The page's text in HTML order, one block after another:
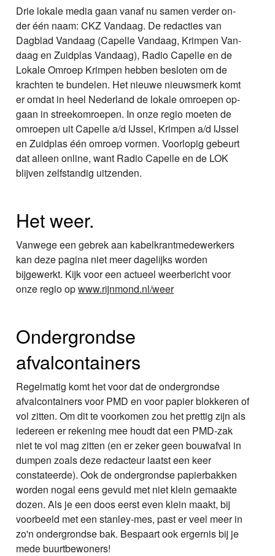
Drie lokale media gaan vanaf nu samen verder on-
der één naam: CKZ Vandaag. De redacties van
Dagblad Vandaag (Capelle Vandaag, Krimpen Van-
daag en Zuidplas Vandaag), Radio Capelle en de
Lokale Omroep Krimpen hebben besloten om de
krachten te bundelen. Het nieuwe nieuwsmerk komt
er omdat in heel Nederland de lokale omroepen op-
gaan in streekomroepen. In onze regio moeten de
omroepen uit Capelle a/d IJssel, Krimpen a/d IJssel
en Zuidplas één omroep vormen. Voorlopig gebeurt
dat alleen online, want Radio Capelle en de LOK
blijven zelfstandig uitzenden.
Het weer.
Vanwege een gebrek aan kabelkrantmedewerkers
kan deze pagina niet meer dagelijks worden
bijgewerkt. Kijk voor een actueel weerbericht voor
onze regio opwww.rijnmond.nl/weer
Ondergrondse
afvalcontainers
Regelmatig komt het voor dat de ondergrondse
afvalcontainers voor PMD en voor papier blokkeren of
vol zitten. Om dit te voorkomen zou het prettig zijn als
iedereen er rekening mee houdt dat een PMD-zak
niet te vol mag zitten (en er zeker geen bouwafval in
dumpen zoals deze redacteur laatst een keer
constateerde). Ook de ondergrondse papierbakken
worden nogal eens gevuld met niet klein gemaakte
dozen. Als je een doos eerst even klein maakt, bij
voorbeeld met een stanley-mes, past er veel meer in
zo'n ondergrondse bak. Bespaart ook ergernis bij je
mede buurtbewoners!